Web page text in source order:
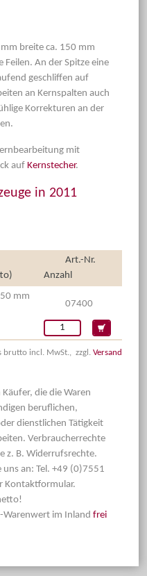
breite ca. 150 mm
Feilen. An der Spitze eine
geschliffen auf
an Kernspalten auch
Korrekturen an der
mit
auf Kernstecher.
in 2011
Art.-Nr.
Anzahl
mm
07400
brutto incl. MwSt., zzgl. Versand
die die Waren
beruflichen,
dienstlichen Tätigkeit
Verbraucherrechte
z. B. Widerrufsrechte.
uns an: Tel. +49 (0)7551
Kontaktformular.
im Inland frei